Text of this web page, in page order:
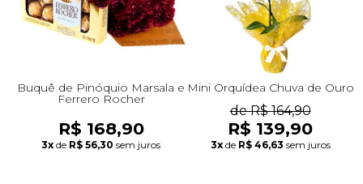
Buquê de Pinóquio Marsala e
Ferrero Rocher
R$ 168,90
3x de R$ 56,30 sem juros
Mini Orquídea Chuva de Ouro
de R$ 164,90
R$ 139,90
3x de R$ 46,63 sem juros